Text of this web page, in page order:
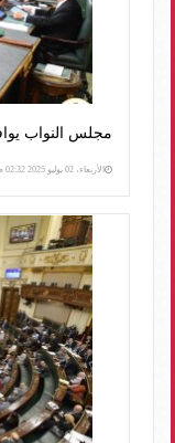
مجلس النواب
الأربعاء، 02 يوليو 2025 02:32 م